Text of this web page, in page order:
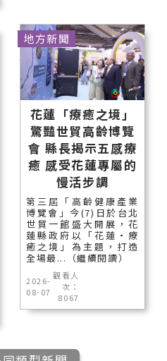
花蓮「療癒之境」
驚豔世貿高齡博覽
會 縣長揭示五感療
癒 感受花蓮專屬的
慢活步調
第三屆「高齡健康產業
博覽會」今(7)日於台北
世貿一館盛大開展，花
蓮縣政府以「花蓮‧療
癒之境」為主題，打造
全場最...（繼續閱讀）
2026-
08-07
觀看人
次：
8067
地方新聞